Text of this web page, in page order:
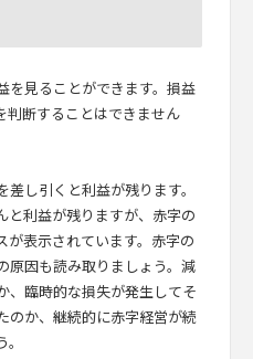
見ることができます。損益
判断することはできません
し引くと利益が残ります。
と利益が残りますが、赤字の
が表示されています。赤字の
原因も読み取りましょう。減
、臨時的な損失が発生してそ
のか、継続的に赤字経営が続